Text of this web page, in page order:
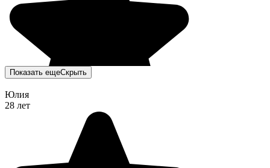
Показать ещеСкрыть
Юлия
28 лет